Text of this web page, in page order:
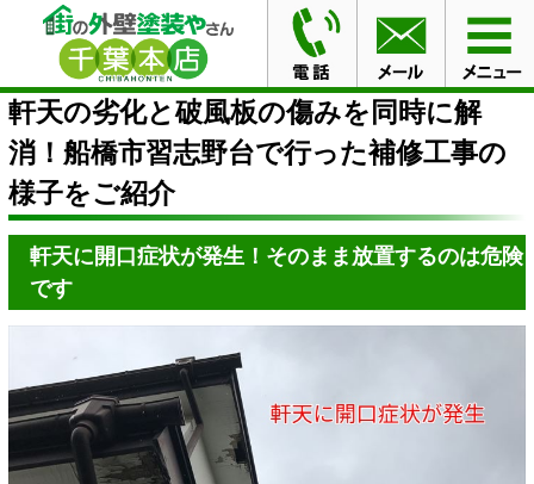
HOME ブログ
軒天の劣化と破風板の傷みを同時に解
消！船橋市習志野台で行った補修工事の様子をご紹介
軒天の劣化と破風板の傷みを同時に解
消！船橋市習志野台で行った補修工事の
様子をご紹介
軒天に開口症状が発生！そのまま放置するのは危険
です